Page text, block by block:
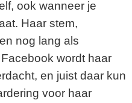
ook wanneer je
Haar stem,
nog lang als
wordt haar
en juist daar kun
voor haar